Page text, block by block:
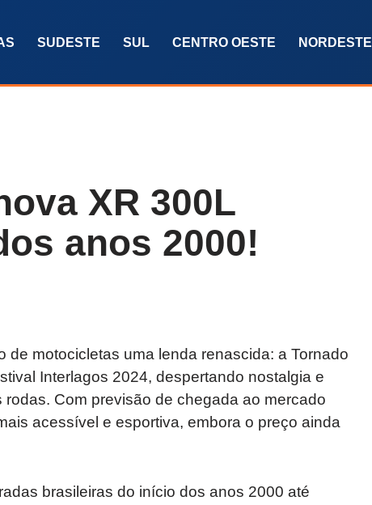
SUDESTE SUL CENTRO OESTE NORDESTE
XR 300L
anos 2000!
de motocicletas uma lenda renascida: a Tornado
Interlagos 2024, despertando nostalgia e
Com previsão de chegada ao mercado
acessível e esportiva, embora o preço ainda
brasileiras do início dos anos 2000 até